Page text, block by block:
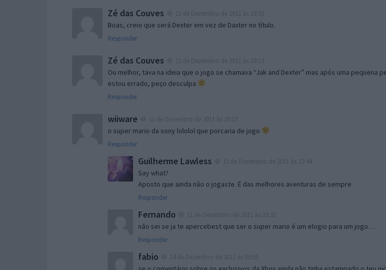
Zé das Couves
Boas, creio que será Dexter em vez de Daxter no título.
Responder
Zé das Couves
Ou melhor, tava na ideia que o jogo se chamava “Jak and Dexter” mas após uma pequena
estou errado, peço desculpa
Responder
wiiware
o super mario da sony lololol que porcaria de jogo
Responder
Guilherme Lawless
Say what?
Aposto que ainda não o jogaste. É das melhores aventuras de sempre
Responder
Fernando
não sei se ja te apercebest que ser o super mario é um elogio para um jogo…
Responder
fabio